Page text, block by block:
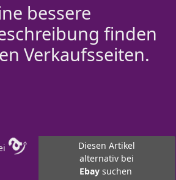
bessere
finden
Verkaufsseiten.
Diesen Artikel
alternativ bei
Ebay suchen